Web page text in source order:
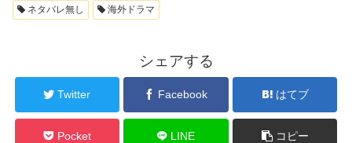
ネタバレ無し 海外ドラマ
シェアする
Twitter Facebook はてブ
Pocket LINE コピー